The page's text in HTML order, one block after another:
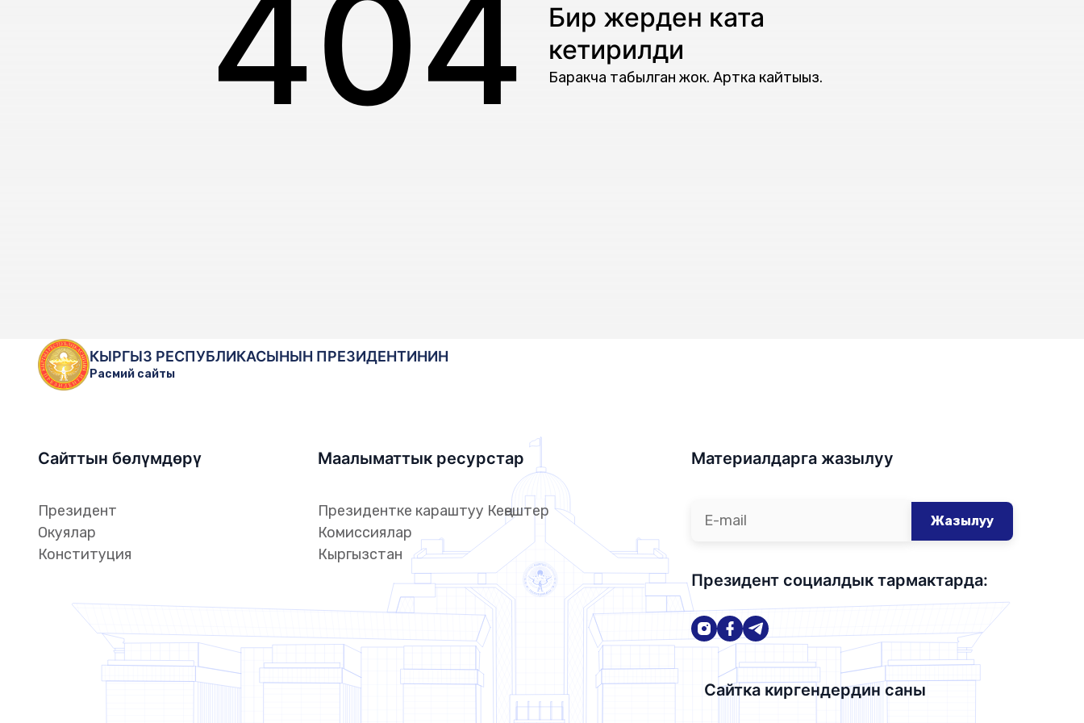
404
Бир жерден ката
кетирилди
Баракча табылган жок. Артка кайтыңыз.
Расмий сайты
КЫРГЫЗ РЕСПУБЛИКАСЫНЫН ПРЕЗИДЕНТИНИН
Сайттын бөлүмдөрү
Президент
Окуялар
Конституция
Маалыматтык ресурстар
Президентке караштуу Кеңештер
Комиссиялар
Кыргызстан
Материалдарга жазылуу
Жазылуу
Президент социалдык тармактарда:
Сайтка киргендердин саны